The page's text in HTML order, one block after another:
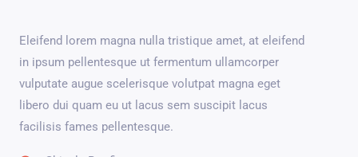
Eleifend lorem magna nulla tristique amet, at eleifend
in ipsum pellentesque ut fermentum ullamcorper
vulputate augue scelerisque volutpat magna eget
libero dui quam eu ut lacus sem suscipit lacus
facilisis fames pellentesque.